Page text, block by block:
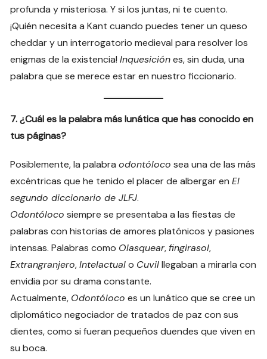
profunda y misteriosa. Y si los juntas, ni te cuento.
¡Quién necesita a Kant cuando puedes tener un queso
cheddar y un interrogatorio medieval para resolver los
enigmas de la existencia!Inquesiciónes, sin duda, una
palabra que se merece estar en nuestro ficcionario.
7. ¿Cuál es la palabra más lunática que has conocido en
tus páginas?
Posiblemente, la palabraodontóloco sea una de las más
excéntricas que he tenido el placer de albergar enEl
segundo diccionario de JLFJ.
Odontóloco siempre se presentaba a las fiestas de
palabras con historias de amores platónicos y pasiones
intensas. Palabras como Olasquear, fingirasol,
Extrangranjero,Intelactualo Cuvilllegaban a mirarla con
envidia por su drama constante.
Actualmente, Odontóloco es un lunático que se cree un
diplomático negociador de tratados de paz con sus
dientes, como si fueran pequeños duendes que viven en
su boca.